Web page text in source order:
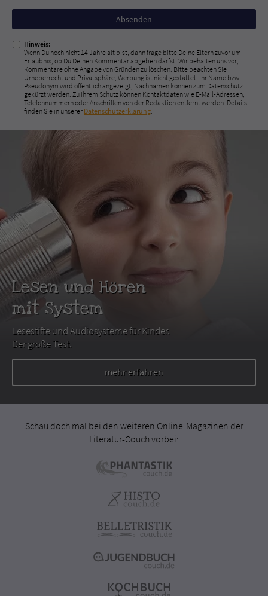
Nicht
ausfüllen!
Hinweis:
Wenn Du noch nicht 14 Jahre alt bist, dann frage bitte Deine Eltern zuvor um
Erlaubnis, ob Du Deinen Kommentar abgeben darfst. Wir behalten uns vor,
Kommentare ohne Angabe von Gründen zu löschen. Bitte beachten Sie
Urheberrecht und Privatsphäre; Werbung ist nicht gestattet. Ihr Name bzw.
Pseudonym wird öffentlich angezeigt; Nachnamen können zum Datenschutz
gekürzt werden. Zu Ihrem Schutz können Kontaktdaten wie E-Mail-Adressen,
Telefonnummern oder Anschriften von der Redaktion entfernt werden. Details
finden Sie in unserer Datenschutzerklärung
Lesen und Hören
mit System
Lesestifte und Audiosysteme für Kinder.
Der große Test.
mehr erfahren
Schau doch mal bei den weiteren Online-Magazinen der
Literatur-Couch vorbei: